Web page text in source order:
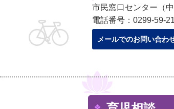
市民窓口センター（
電話番号：0299-59-
メールでのお問い合わ